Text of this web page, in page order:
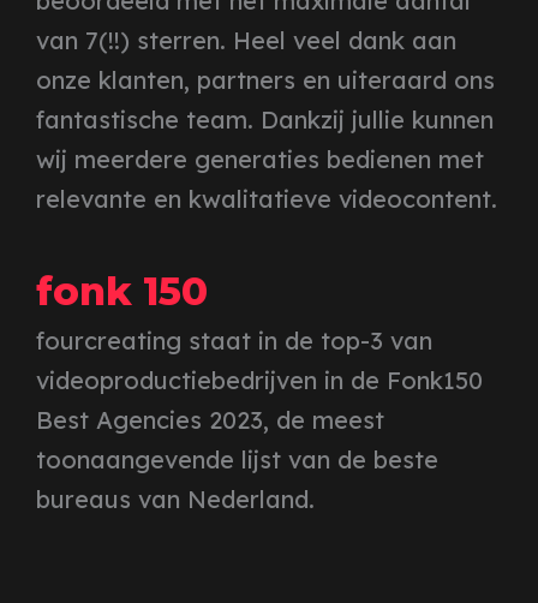
van 7(!!) sterren. Heel veel dank aan
onze klanten, partners en uiteraard ons
fantastische team. Dankzij jullie kunnen
wij meerdere generaties bedienen met
relevante en kwalitatieve videocontent.
fonk 150
fourcreating staat in de top-3 van
videoproductiebedrijven in de Fonk150
Best Agencies 2023, de meest
toonaangevende lijst van de beste
bureaus van Nederland.